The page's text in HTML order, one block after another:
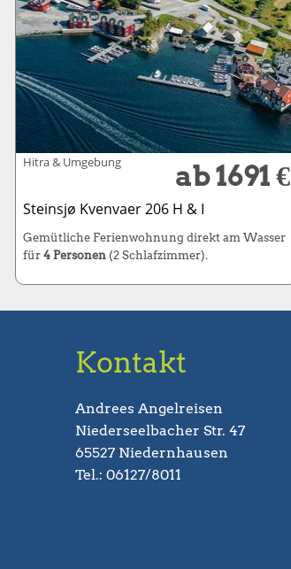
Hitra & Umgebung ab 1691 €
Steinsjø Kvenvaer 206 H & I
Gemütliche Ferienwohnung direkt am Wasser
für 4 Personen(2 Schlafzimmer).
Kontakt
Andrees Angelreisen
Niederseelbacher Str. 47
65527 Niedernhausen
Tel.: 06127/8011